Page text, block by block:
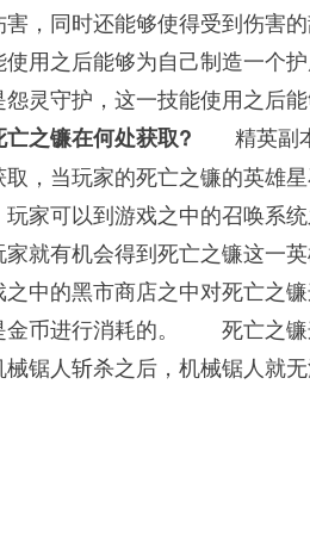
害，同时还能够使得受到伤
使用之后能够为自己制造一
灵守护，这一技能使用之后
之镰在何处获取? 精英副本
，当玩家的死亡之镰的英雄
可以到游戏之中的召唤系统
家就有机会得到死亡之镰这
中的黑市商店之中对死亡之
金币进行消耗的。 死亡之镰
锯人斩杀之后，机械锯人就